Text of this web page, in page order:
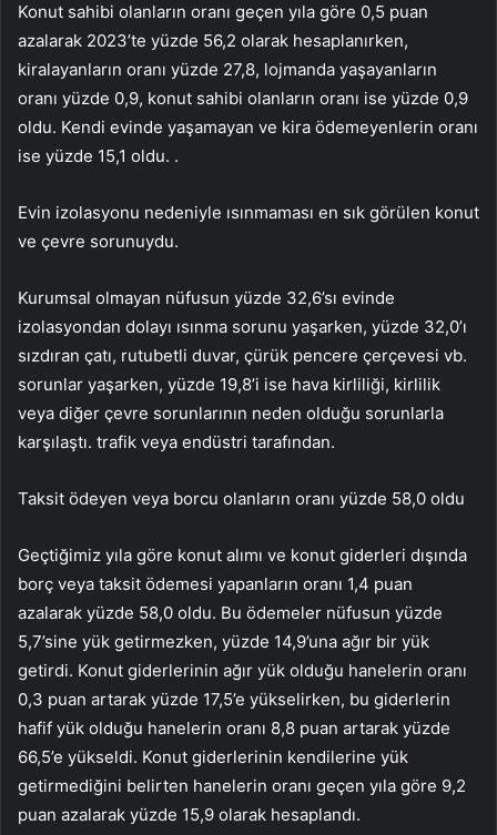
Konut sahibi olanların oranı geçen yıla göre 0,5 puan
azalarak 2023’te yüzde 56,2 olarak hesaplanırken,
kiralayanların oranı yüzde 27,8, lojmanda yaşayanların
oranı yüzde 0,9, konut sahibi olanların oranı ise yüzde 0,9
oldu. Kendi evinde yaşamayan ve kira ödemeyenlerin oranı
ise yüzde 15,1 oldu. .
Evin izolasyonu nedeniyle ısınmaması en sık görülen konut
ve çevre sorunuydu.
Kurumsal olmayan nüfusun yüzde 32,6’sı evinde
izolasyondan dolayı ısınma sorunu yaşarken, yüzde 32,0’ı
sızdıran çatı, rutubetli duvar, çürük pencere çerçevesi vb.
sorunlar yaşarken, yüzde 19,8’i ise hava kirliliği, kirlilik
veya diğer çevre sorunlarının neden olduğu sorunlarla
karşılaştı. trafik veya endüstri tarafından.
Taksit ödeyen veya borcu olanların oranı yüzde 58,0 oldu
Geçtiğimiz yıla göre konut alımı ve konut giderleri dışında
borç veya taksit ödemesi yapanların oranı 1,4 puan
azalarak yüzde 58,0 oldu. Bu ödemeler nüfusun yüzde
5,7’sine yük getirmezken, yüzde 14,9’una ağır bir yük
getirdi. Konut giderlerinin ağır yük olduğu hanelerin oranı
0,3 puan artarak yüzde 17,5’e yükselirken, bu giderlerin
hafif yük olduğu hanelerin oranı 8,8 puan artarak yüzde
66,5’e yükseldi. Konut giderlerinin kendilerine yük
getirmediğini belirten hanelerin oranı geçen yıla göre 9,2
puan azalarak yüzde 15,9 olarak hesaplandı.